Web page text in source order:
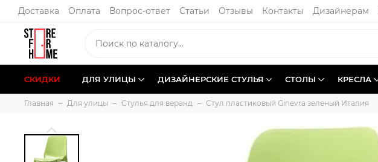
Доставка Оплата Вопрос-ответ Статьи Отзывы Контакты Дизайнерам
СКИДКИ ДЛЯ УЛИЦЫ ДИЗАЙНЕРСКИЕ СТУЛЬЯ СТОЛЫ КРЕСЛА
Главная Для улицы Стулья для веранд Стул пластиковый Ginevra зеленый Италия